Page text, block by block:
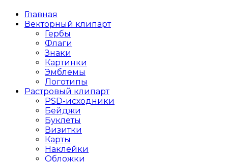
Главная
Векторный клипарт
Гербы
Флаги
Знаки
Картинки
Эмблемы
Логотипы
Растровый клипарт
PSD-исходники
Бейджи
Буклеты
Визитки
Карты
Наклейки
Обложки